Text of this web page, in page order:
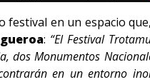
en un espacio
: “El Festival
dos Monumentos
en un entorno